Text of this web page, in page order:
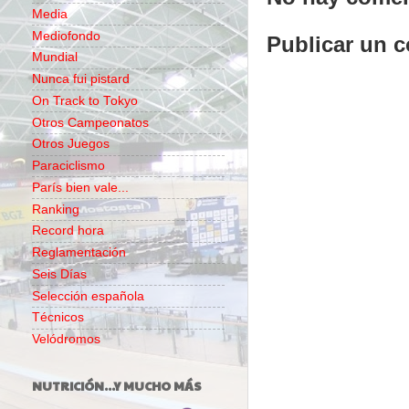
Publicar un
Media
Mediofondo
Mundial
Nunca fui pistard
On Track to Tokyo
Otros Campeonatos
Otros Juegos
Paraciclismo
París bien vale...
Ranking
Record hora
Reglamentación
Seis Días
Selección española
Técnicos
Velódromos
NUTRICIÓN...Y MUCHO MÁS